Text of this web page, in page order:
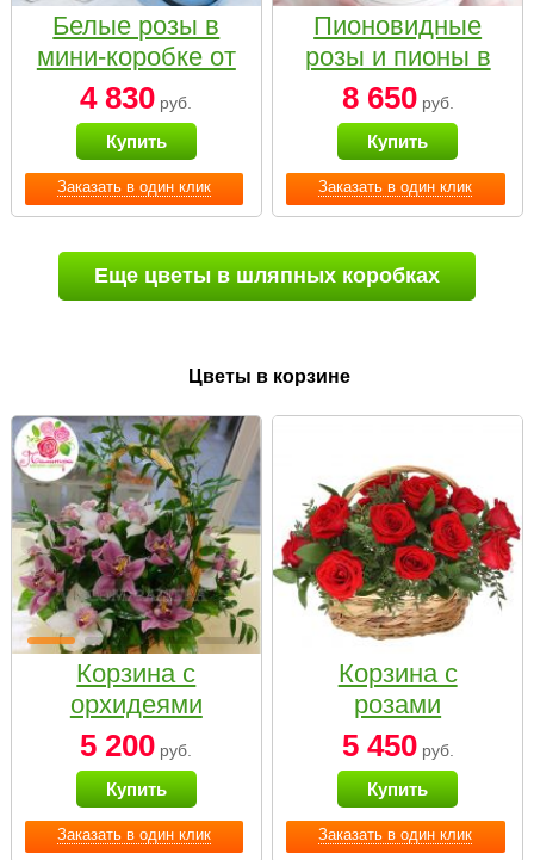
Заказать в один клик
Белые розы в
мини-коробке от
Bella Fiori
4 830 руб.
Купить
Заказать в один клик
Пионовидные
розы и пионы в
белой коробке
Small
8 650руб.
Купить
Еще цветы в шляпных коробках
Цветы в корзине
Заказать в один клик
Корзина с
орхидеями
малая
5 200 руб.
Купить
Заказать в один клик
Корзина с
розами
«Красный
Париж»
5 450руб.
Купить